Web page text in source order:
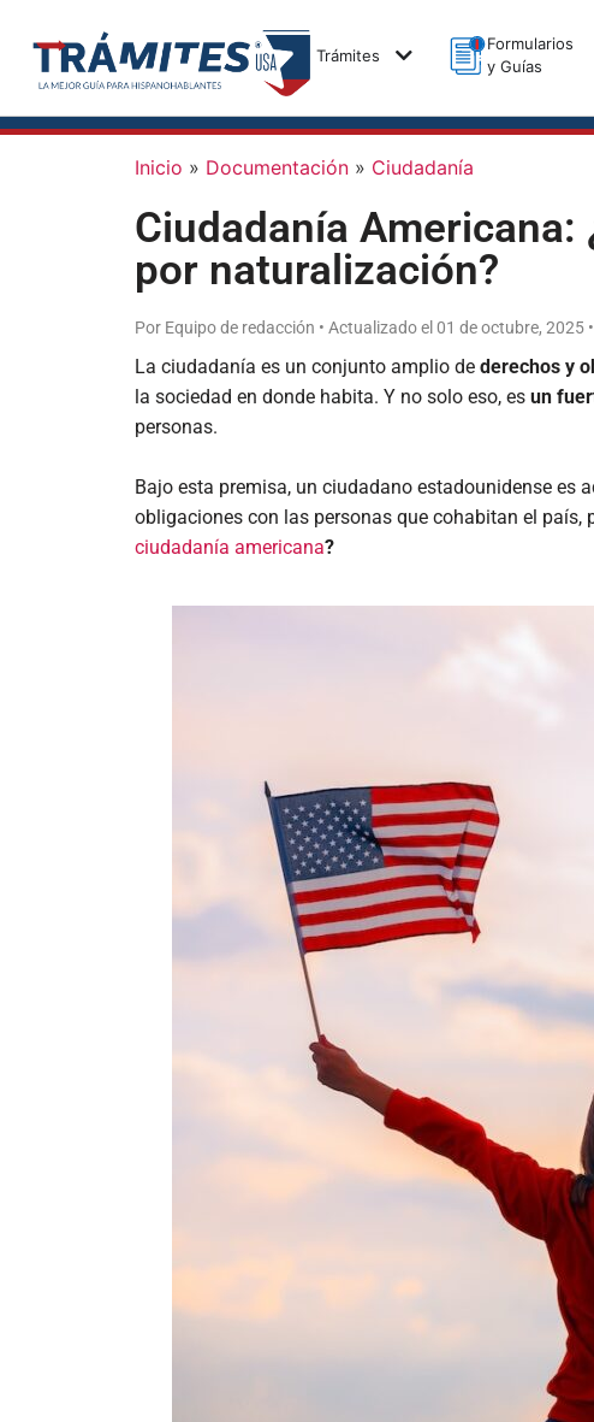
Trámites
Formularios
y Guías
Inicio » Documentación » Ciudadanía
Ciudadanía
por naturalización?
Por Equipo de redacción • Actualizado el 01 de octubre,
La ciudadanía es un conjunto amplio de derechos y
la sociedad en donde habita. Y no solo eso, es un
personas.
Bajo esta premisa, un ciudadano estadounidense es
obligaciones con las personas que cohabitan el país,
ciudadanía americana?